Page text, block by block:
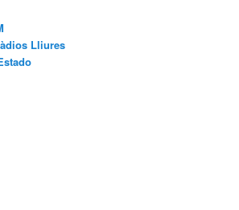
Lliures